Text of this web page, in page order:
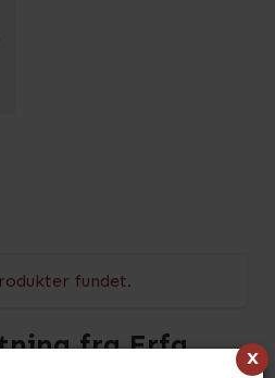
x
fundet.
fra Erfa